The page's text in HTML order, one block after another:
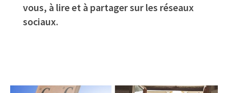
vous, à lire et à partager sur les réseaux
sociaux.